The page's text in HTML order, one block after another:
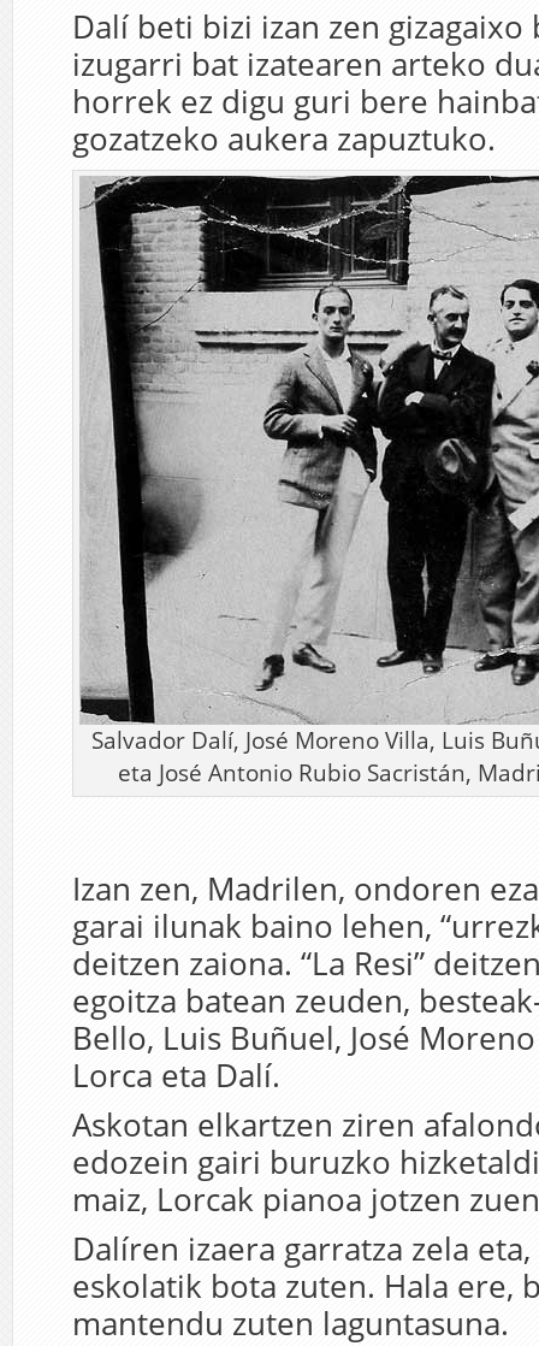
Dalí beti bizi izan zen
izugarri bat izatearen arteko
horrek ez digu guri bere
gozatzeko aukera zapuztuko.
Salvador Dalí, José Moreno Villa, Luis
eta José Antonio Rubio Sacristán,
Izan zen, Madrilen, ondoren
garai ilunak baino lehen,
deitzen zaiona. “La Resi”
egoitza batean zeuden,
Bello, Luis Buñuel, José
Lorca eta Dalí.
Askotan elkartzen ziren
edozein gairi buruzko
maiz, Lorcak pianoa jotzen
Dalíren izaera garratza zela
eskolatik bota zuten. Hala ere,
mantendu zuten laguntasuna.